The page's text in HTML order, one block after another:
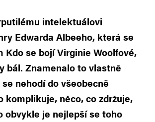
intelektuálovi
Edwarda Albeeho, která se
Kdo se bojí Virginie Woolfové,
bál. Znamenalo to vlastně
nehodí do všeobecně
komplikuje, něco, co zdržuje,
obvykle je nejlepší se toho